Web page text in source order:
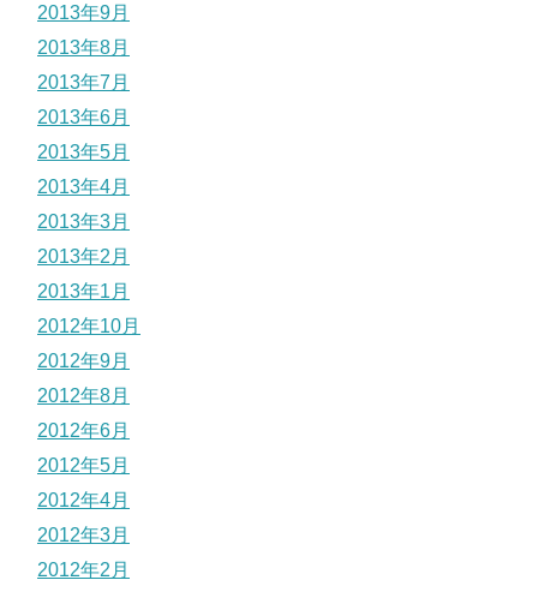
2013年9月
2013年8月
2013年7月
2013年6月
2013年5月
2013年4月
2013年3月
2013年2月
2013年1月
2012年10月
2012年9月
2012年8月
2012年6月
2012年5月
2012年4月
2012年3月
2012年2月